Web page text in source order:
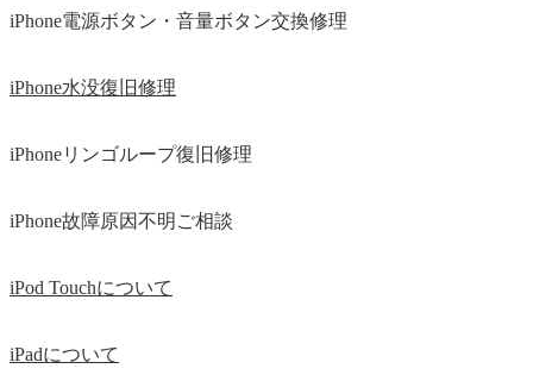
iPhone電源ボタン・音量ボタン交換修理
iPhone水没復旧修理
iPhoneリンゴループ復旧修理
iPhone故障原因不明ご相談
iPod Touchについて
iPadについて